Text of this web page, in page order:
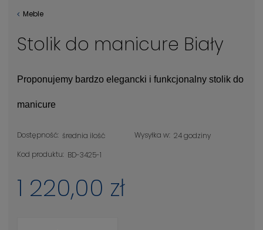
Meble
Stolik do manicure Biały
Proponujemy bardzo elegancki i funkcjonalny stolik do
manicure
Dostępność: średnia ilość Wysyłka w: 24 godziny
Kod produktu: BD-3425-1
1 220,00 zł